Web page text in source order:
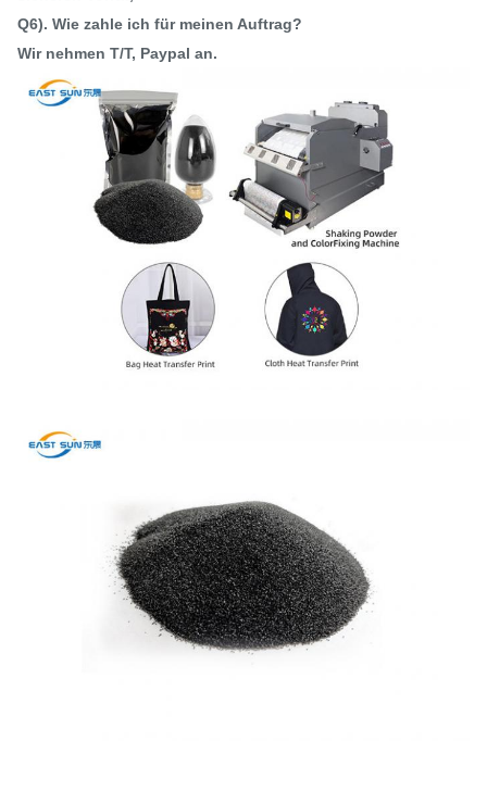
Q6). Wie zahle ich für meinen Auftrag?
Wir nehmen T/T, Paypal an.